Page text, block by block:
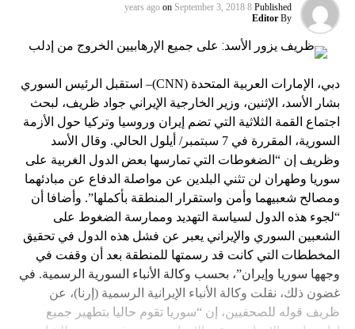
Published
8 years ago
on September 3, 2018
By
Editor
دبي، الإمارات العربية المتحدة (CNN)– استقبل الرئيس السوري
بشار الأسد، الإثنين، وزير الخارجية الإيراني جواد ظريف، لبحث
اجتماع القمة الثلاثية التي تضم إيران وروسيا وتركيا حول الأزمة
السورية، المقررة في 7 سبتمبر/ أيلول الحالي. وقال الأسد
وظريف إن “الضغوطات التي تمارسها بعض الدول الغربية على
سوريا وطهران لن تثني البلدين عن مواصلة الدفاع عن مبادئهما
ومصالح شعبيهما وأمن واستقرار المنطقة بأكملها”. وأضافا أن
“لجوء هذه الدول لسياسة التهديد وممارسة الضغوط على
الشعبين السوري والإيراني يعبر عن فشل هذه الدول في تحقيق
المخططات التي كانت قد رسمتها للمنطقة بعد أن وقفت في
وجهها سوريا وإيران”، بحسب وكالة الأنباء السورية الرسمية. في
غضون ذلك، نقلت وكالة الأنباء الإيرانية الرسمية (إرنا)، عن
ظريف قوله للصحفيين، إن “سوريا تقوم حاليا بتطهير جميع